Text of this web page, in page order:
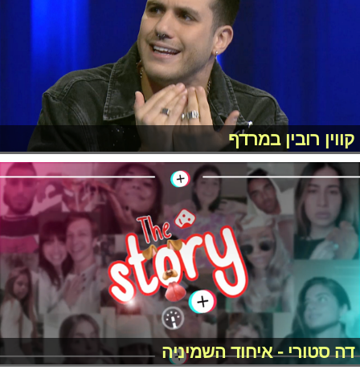
קווין רובין במרדף
דה סטורי - איחוד השמיניה